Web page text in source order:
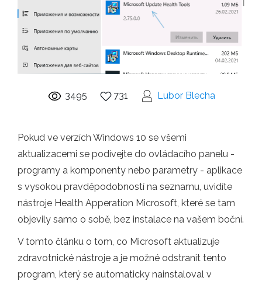
3495 731 Lubor Blecha
Pokud ve verzích Windows 10 se všemi
aktualizacemi se podívejte do ovládacího panelu -
programy a komponenty nebo parametry - aplikace
s vysokou pravděpodobností na seznamu, uvidíte
nástroje Health Apperation Microsoft, které se tam
objevily samo o sobě, bez instalace na vašem boční.
V tomto článku o tom, co Microsoft aktualizuje
zdravotnické nástroje a je možné odstranit tento
program, který se automaticky nainstaloval v